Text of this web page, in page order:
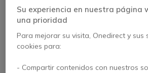
Su experiencia en nuestra página
una prioridad
Para mejorar su visita, Onedirect y sus
cookies para:
- Compartir contenidos con nuestros